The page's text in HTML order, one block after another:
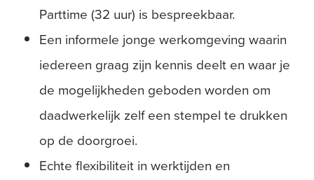
Parttime (32 uur) is bespreekbaar.
Een informele jonge werkomgeving waarin
iedereen graag zijn kennis deelt en waar je
de mogelijkheden geboden worden om
daadwerkelijk zelf een stempel te drukken
op de doorgroei.
Echte flexibiliteit in werktijden en